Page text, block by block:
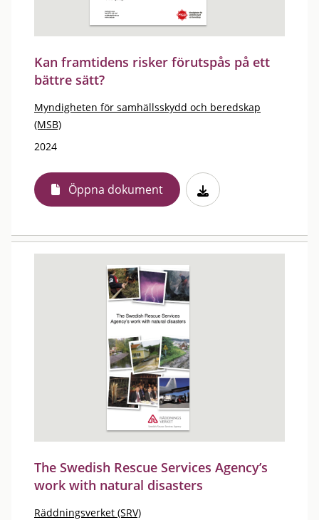
Kan framtidens risker förutspås på ett
bättre sätt?
Myndigheten för samhällsskydd och beredskap
(MSB)
2024
Öppna dokument
The Swedish Rescue Services Agency’s
work with natural disasters
Räddningsverket (SRV)